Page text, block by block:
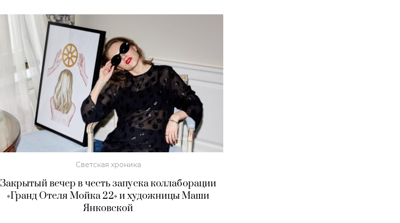
Светская хроника
Закрытый вечер в честь запуска коллаборации
«Гранд Отеля Мойка 22» и художницы Маши
Янковской